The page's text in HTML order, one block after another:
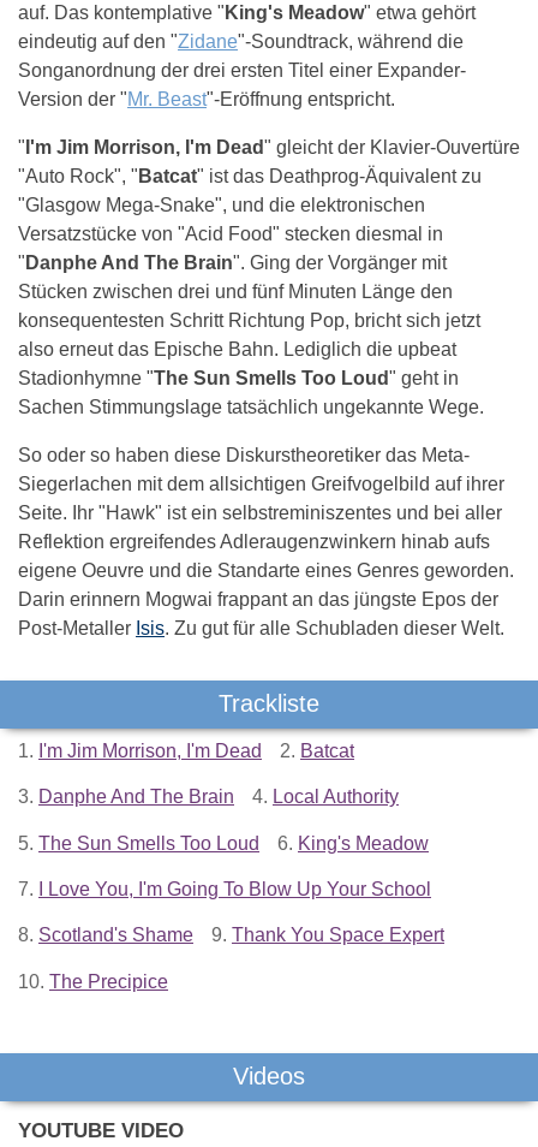
auf. Das kontemplative " King's Meadow" etwa gehört
eindeutig auf den "Zidane"-Soundtrack, während die
Songanordnung der drei ersten Titel einer Expander-
Version der "Mr. Beast"-Eröffnung entspricht.
" I'm Jim Morrison, I'm Dead" gleicht der Klavier-Ouvertüre
"Auto Rock", " Batcat" ist das Deathprog-Äquivalent zu
"Glasgow Mega-Snake", und die elektronischen
Versatzstücke von "Acid Food" stecken diesmal in
" Danphe And The Brain". Ging der Vorgänger mit
Stücken zwischen drei und fünf Minuten Länge den
konsequentesten Schritt Richtung Pop, bricht sich jetzt
also erneut das Epische Bahn. Lediglich die upbeat
Stadionhymne "The Sun Smells Too Loud" geht in
Sachen Stimmungslage tatsächlich ungekannte Wege.
So oder so haben diese Diskurstheoretiker das Meta-
Siegerlachen mit dem allsichtigen Greifvogelbild auf ihrer
Seite. Ihr "Hawk" ist ein selbstreminiszentes und bei aller
Reflektion ergreifendes Adleraugenzwinkern hinab aufs
eigene Oeuvre und die Standarte eines Genres geworden.
Darin erinnern Mogwai frappant an das jüngste Epos der
Post-Metaller Isis. Zu gut für alle Schubladen dieser Welt.
Trackliste
1. I'm Jim Morrison, I'm Dead 2. Batcat
3. Danphe And The Brain 4. Local Authority
5. The Sun Smells Too Loud 6. King's Meadow
7. I Love You, I'm Going To Blow Up Your School
8. Scotland's Shame 9. Thank You Space Expert
10. The Precipice
Videos
YOUTUBE VIDEO